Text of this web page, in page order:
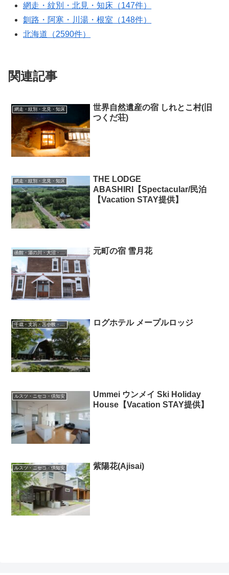
網走・紋別・北見・知床（147件）
釧路・阿寒・川湯・根室（148件）
北海道（2590件）
関連記事
網走・紋別・北見・知床
世界自然遺産の宿 しれとこ村(旧
つくだ荘)
網走・紋別・北見・知床
THE LODGE
ABASHIRI【Spectacular/民泊
【Vacation STAY提供】
函館・湯の川・大沼・奥尻 元町の宿 雪月花
千歳・支笏・苫小牧・滝川・夕張・空知 ログホテル メープルロッジ
ルスツ・ニセコ・倶知安
Ummei ウンメイ Ski Holiday
House【Vacation STAY提供】
ルスツ・ニセコ・倶知安 紫陽花(Ajisai)